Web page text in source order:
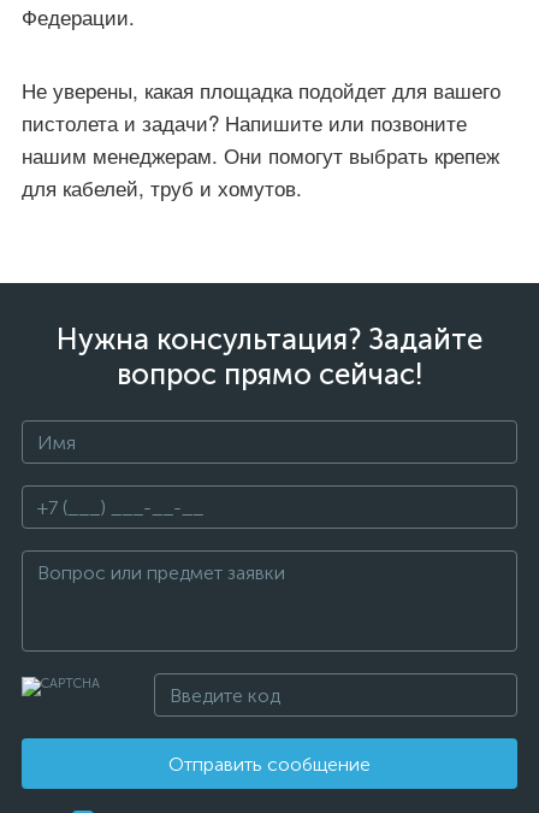
Федерации.
Не уверены, какая площадка подойдет для вашего
пистолета и задачи? Напишите или позвоните
нашим менеджерам. Они помогут выбрать крепеж
для кабелей, труб и хомутов.
Нужна консультация? Задайте
вопрос прямо сейчас!
Отправить сообщение